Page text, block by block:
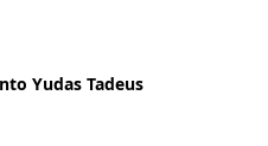
Yudas Tadeus